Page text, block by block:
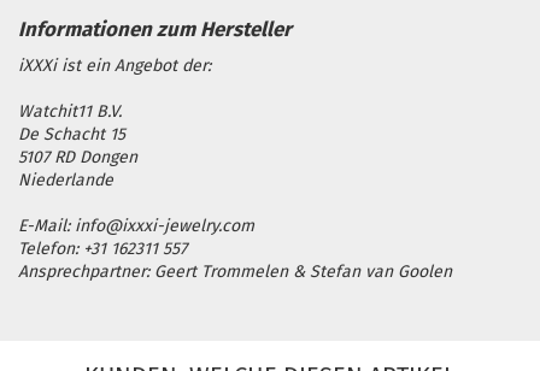
iXXXi ist ein Angebot der:
Watchit11 B.V.
De Schacht 15
5107 RD Dongen
Niederlande
E-Mail: info@ixxxi-jewelry.com
Telefon: +31 162311 557
Ansprechpartner: Geert Trommelen & Stefan van Goolen